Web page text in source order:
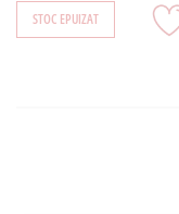
STOC EPUIZAT